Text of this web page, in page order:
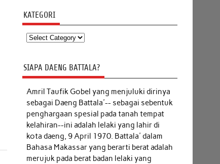
KATEGORI
Kategori
SIAPA DAENG BATTALA?
Amril Taufik Gobel yang menjuluki dirinya
sebagai Daeng Battala'-- sebagai sebentuk
penghargaan spesial pada tanah tempat
kelahiran--ini adalah lelaki yang lahir di
kota daeng, 9 April 1970. Battala' dalam
Bahasa Makassar yang berarti berat adalah
merujuk pada berat badan lelaki yang